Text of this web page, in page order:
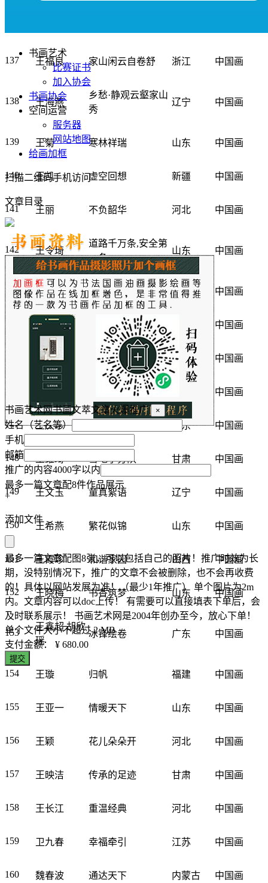
137 王福良 家山闲云自卷舒 浙江 中国画
138 王海燕
乡愁·静观云壑家山
秀
辽宁 中国画
139 王菊 寒林祥瑞 山东 中国画
140 王凯 虚空回想 新疆 中国画
141 王丽 不负韶华 河北 中国画
142 王令琦
道路千万条,安全第
一条
山东 中国画
143 王璐 稚趣同行 山东 中国画
王娜 中国画
王楠 雪霁初晴 天津 中国画
146 王楠 课栈凌云 中国画
147 王庆珍 广东 中国画
148 王维琦 雪地小分队 甘肃 中国画
149 王文玉 童真絮语 辽宁 中国画
150 王希燕 繁花似锦 山东 中国画
151 王霞珍 和谐家园 山西 中国画
152 王晓梅 书香筑梦 山东 中国画
153
王鑫超 胡欣
瑶
冰锋绘卷 广东 中国画
154 王璇 归帆 福建 中国画
155 王亚一 情暖天下 山东 中国画
156 王颖 花儿朵朵开 河北 中国画
157 王映洁 传承的足迹 甘肃 中国画
158 王长江 重温经典 河北 中国画
159 卫九春 幸福牵引 江苏 中国画
160 魏春波 通达天下 内蒙古 中国画
书画艺术
比赛证书
加入协会
书画协会
空间运营
服务器
网站地图
给画加框
扫描二维码手机访问
文章目录
书画艺术网书画文萃文章火爆推广 ×
姓名（艺名等）
手机
邮箱
推广的内容4000字以内
最多一篇文章配8件作品展示
+
添加文件
最多一篇文章配图8张，可以包括自己的照片！推广时效为长
期，没特别情况下，推广的文章不会被删除，也不会再收费
的！具体以网站发展为准！（最少1年推广） 单个图片为2m
内。文章内容可以doc上传！ 有需要可以直接填表下单后，会
及时联系展示！ 书画艺术网是2004年创办至今，放心下单！
单个文件大小不超过 2 MB
支付金额：
¥ 680.00
提交